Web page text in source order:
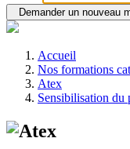
Demander un nouveau
Accueil
Nos formations
Atex
Sensibilisation du